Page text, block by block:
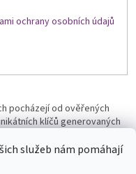
služeb nám pomáhají
ochrany osobních údajů
pocházejí od ověřených
klíčů generovaných